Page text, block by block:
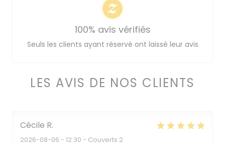
LES AVIS DE NOS CLIENTS
Cécile R
2026-08-06 - 12:30 - Couverts 2
100% avis vérifiés
Seuls les clients ayant réservé ont laissé leur avis